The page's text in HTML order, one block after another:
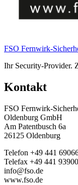
FSO Fernwirk-
Ihr Security-Provider.
Kontakt
FSO Fernwirk-
Oldenburg GmbH
Am Patentbusch 6a
26125 Oldenburg
Telefon +49 441
Telefax +49 441
info@fso.de
www.fso.de